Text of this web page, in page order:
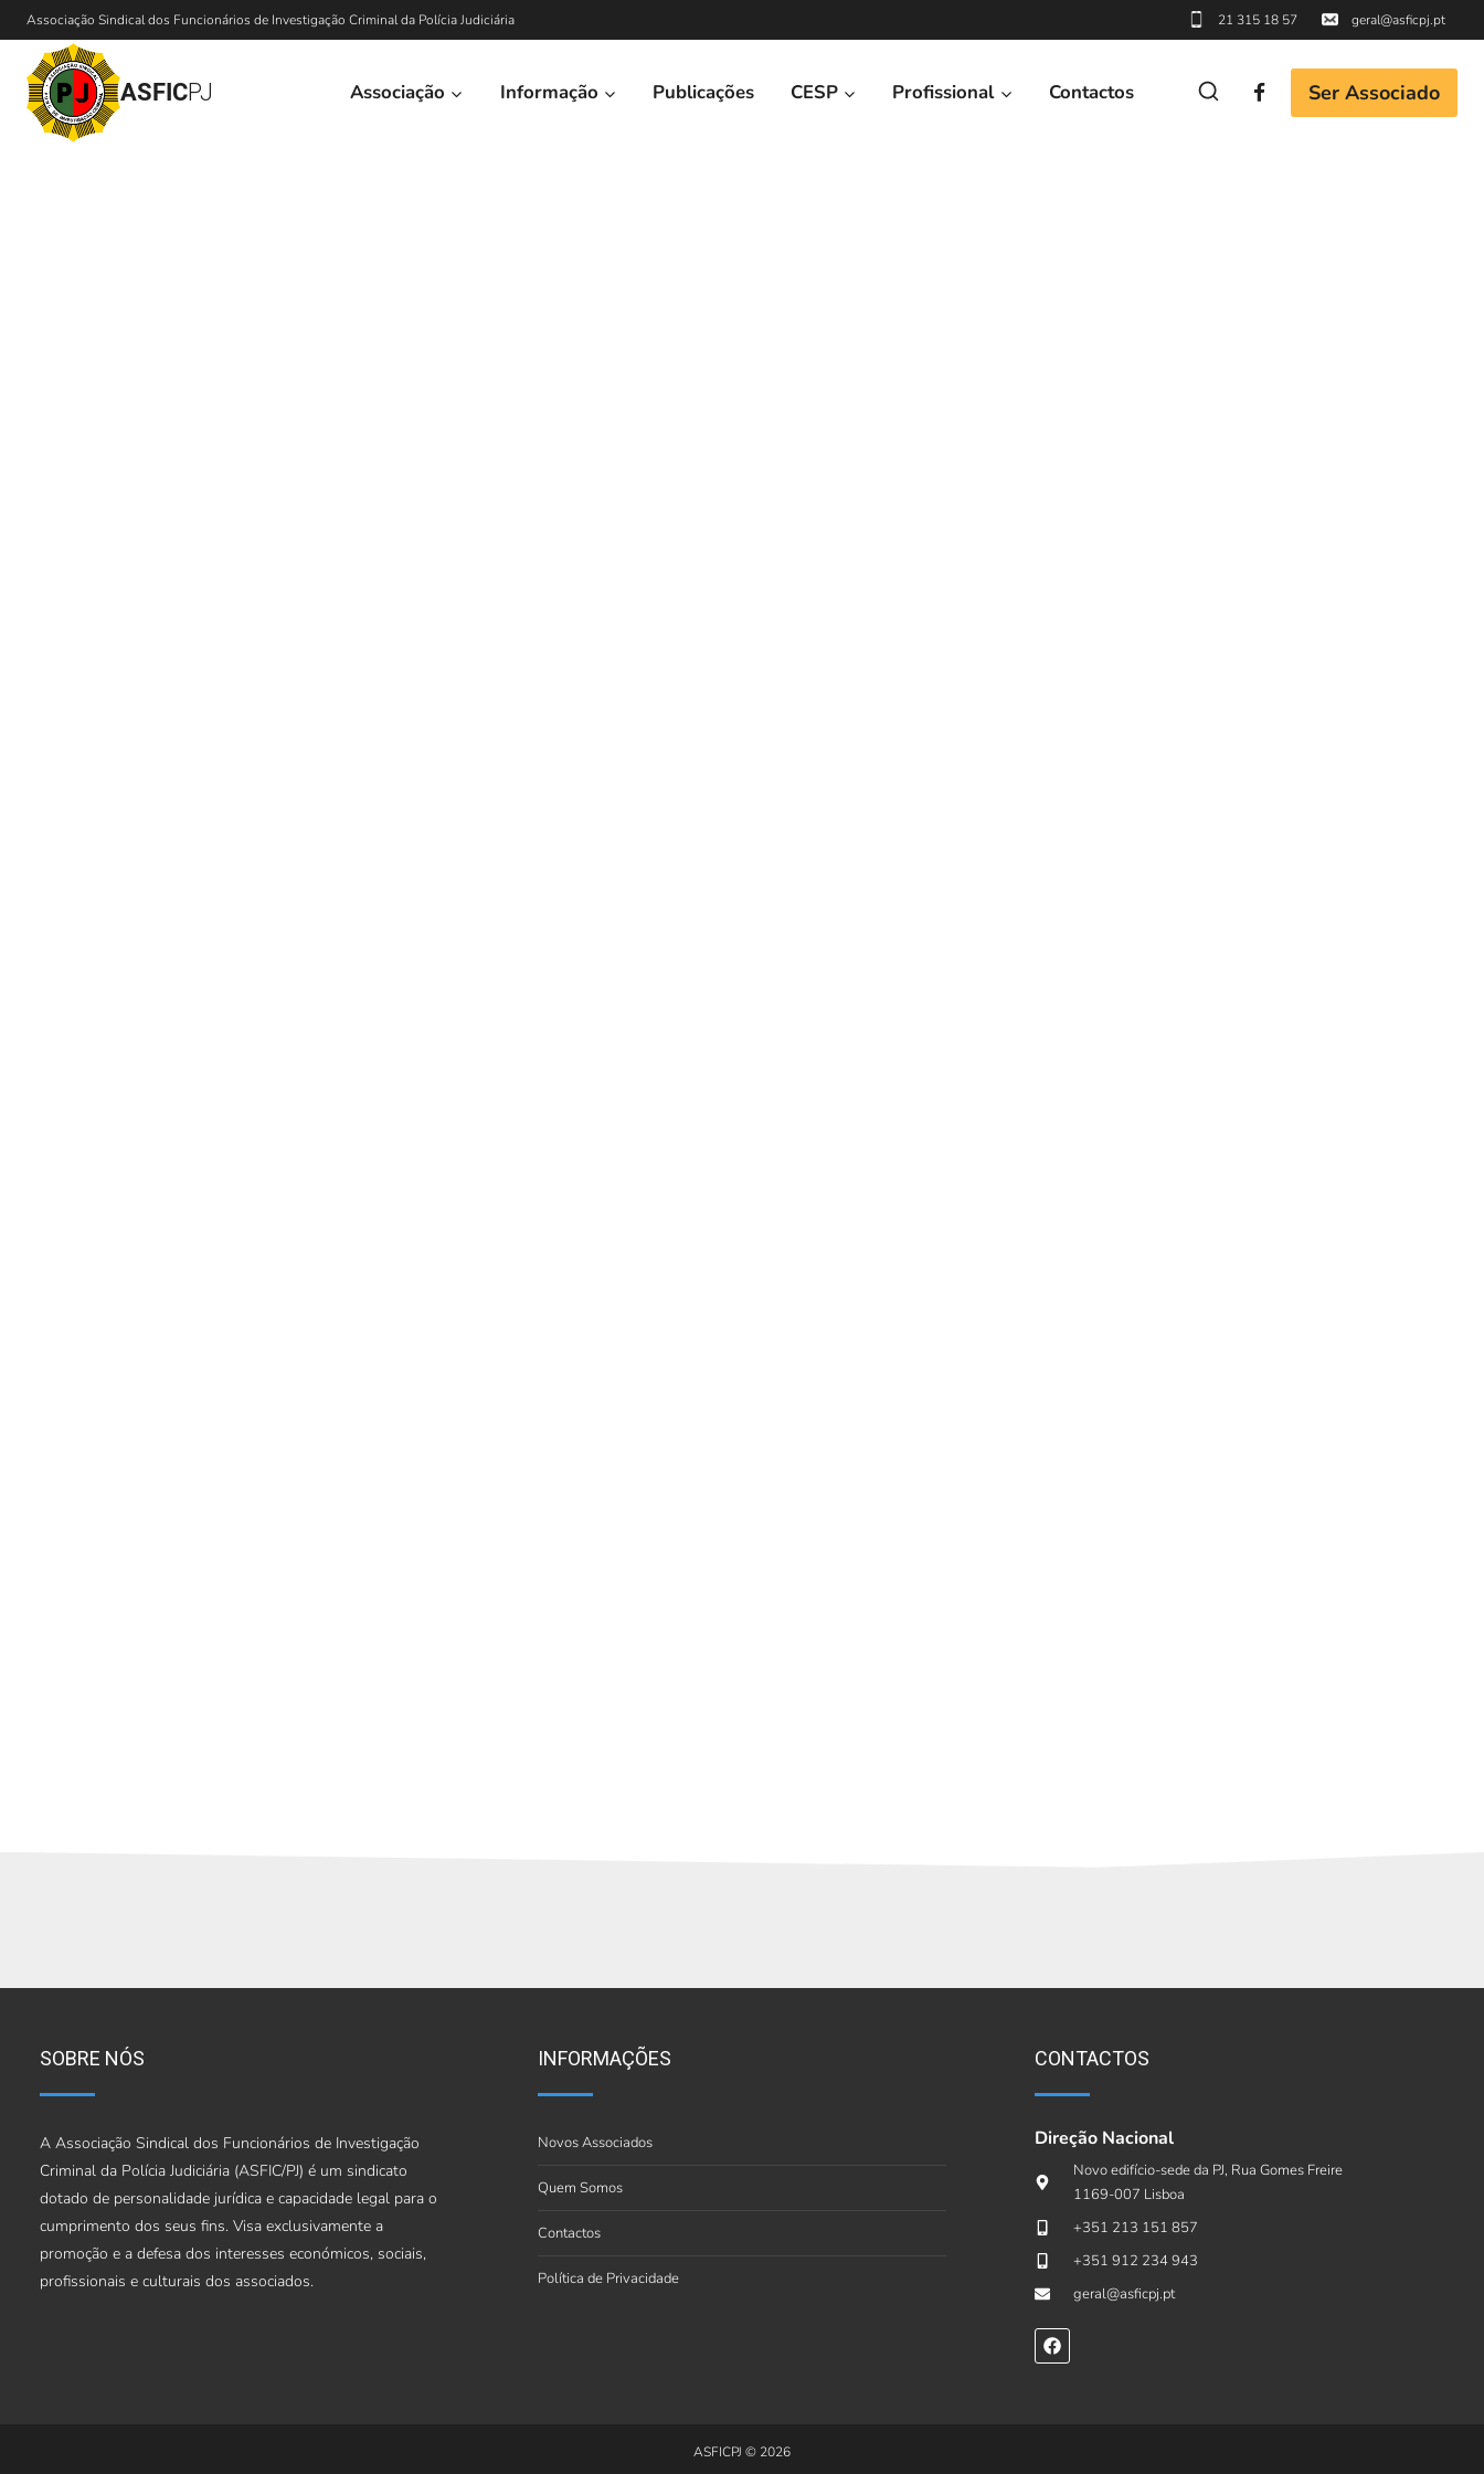
Associação Sindical dos Funcionários de Investigação Criminal da Polícia Judiciária 21 315 18 57 geral@asficpj.pt
ASFICPJ Associação Informação Publicações CESP Profissional Contactos Ser Associado
SOBRE NÓS
A Associação Sindical dos Funcionários de Investigação
Criminal da Polícia Judiciária (ASFIC/PJ) é um sindicato
dotado de personalidade jurídica e capacidade legal para o
cumprimento dos seus fins. Visa exclusivamente a
promoção e a defesa dos interesses económicos, sociais,
profissionais e culturais dos associados.
INFORMAÇÕES
Novos Associados
Quem Somos
Contactos
Política de Privacidade
CONTACTOS
Direção Nacional
Novo edifício-sede da PJ, Rua Gomes Freire
1169-007 Lisboa
+351 213 151 857
+351 912 234 943
geral@asficpj.pt
ASFICPJ © 2026